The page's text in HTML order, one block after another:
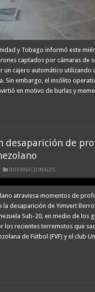
y Tobago informó este
captados por cámaras de
un cajero automático utilizando
Sin embargo, el insólito
en motivo de burlas y
desaparición de
INTERNACIONALES
atraviesa momentos de
la desaparición de Yimvert
Sub-20, en medio de los
los recientes terremotos que
de Fútbol (FVF) y el club